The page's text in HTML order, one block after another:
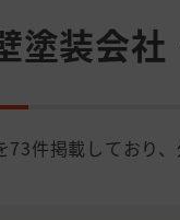
塗装会
73件掲載しており